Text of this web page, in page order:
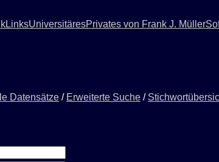
LinksUniversitäresPrivates von Frank J. Müller
Datensätze / Erweiterte Suche /